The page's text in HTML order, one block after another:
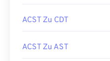
ACST Zu CDT
ACST Zu AST